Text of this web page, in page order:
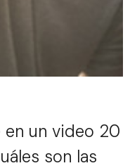
en un video 20
son las